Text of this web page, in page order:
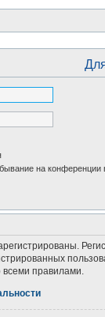
на конференции
всеми правилами.